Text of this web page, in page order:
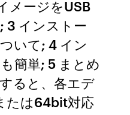
メージをUSB
3 インストー
いて; 4 イン
簡単; 5 まとめ
ると、各エデ
たは64bit対応